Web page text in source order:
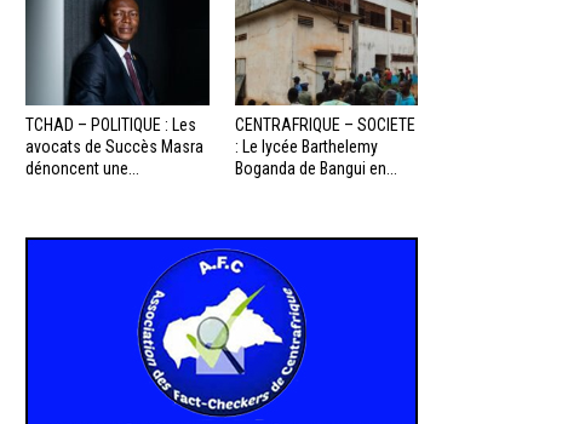
TCHAD – POLITIQUE : Les
avocats de Succès Masra
dénoncent une...
CENTRAFRIQUE – SOCIETE
: Le lycée Barthelemy
Boganda de Bangui en...